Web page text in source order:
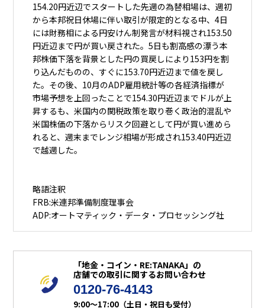
154.20円近辺でスタートした先週の為替相場は、週初
から本邦祝日休場に伴い取引が限定的となる中、4日
には財務相による円安けん制発言が材料視され153.50
円近辺まで円が買い戻された。5日も割高感の漂う本
邦株価下落を背景とした円の買戻しにより153円を割
り込んだものの、すぐに153.70円近辺まで値を戻し
た。その後、10月のADP雇用統計等の各経済指標が
市場予想を上回ったことで154.30円近辺までドルが上
昇するも、米国内の関税政策を取り巻く政治的混乱や
米国株価の下落からリスク回避として円が買い進めら
れると、週末までレンジ相場が形成され153.40円近辺
で越週した。
略語注釈
FRB:米連邦準備制度理事会
ADP:オートマティック・データ・プロセッシング社
「地金・コイン・RE:TANAKA」の
店舗での取引に関するお問い合わせ
0120-76-4143
9:00～17:00（土日・祝日も受付）